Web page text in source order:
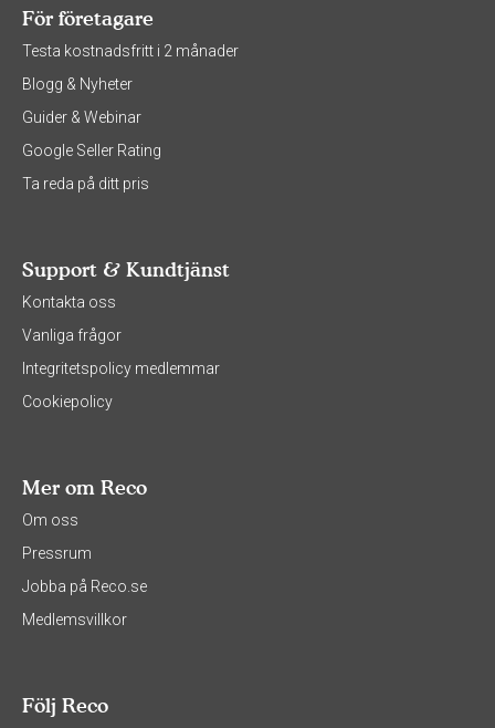
För företagare
Testa kostnadsfritt i 2 månader
Blogg & Nyheter
Guider & Webinar
Google Seller Rating
Ta reda på ditt pris
Support & Kundtjänst
Kontakta oss
Vanliga frågor
Integritetspolicy medlemmar
Cookiepolicy
Mer om Reco
Om oss
Pressrum
Jobba på Reco.se
Medlemsvillkor
Följ Reco